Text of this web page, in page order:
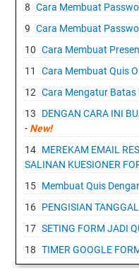
Cara Membuat
Cara Membuat
Cara Membuat
Cara Membuat Quis
Cara Mengatur Batas
DENGAN CARA INI
- New!
MEREKAM EMAIL
SALINAN KUESIONER
Membuat Quis
PENGISIAN
SETING FORM JADI
TIMER GOOGLE